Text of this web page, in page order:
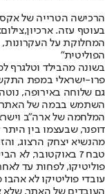
הרכישה הטרייה של
בעוטף עזה.
המחלוקת על
הפוליטית"
בשונה מהבילד וטלגרף
פרו-ישראלי במפת
גם שלוחה באירופה,
השתמש בבמה של האתר
המלחמה של ארה"ב
דופנר, שבעצמו בין
מהנשיא יצחק הרצוג,
טבח 7 באוקטובר,
פוליטיקו, לפחות עד
עובדי פוליטיקו לא